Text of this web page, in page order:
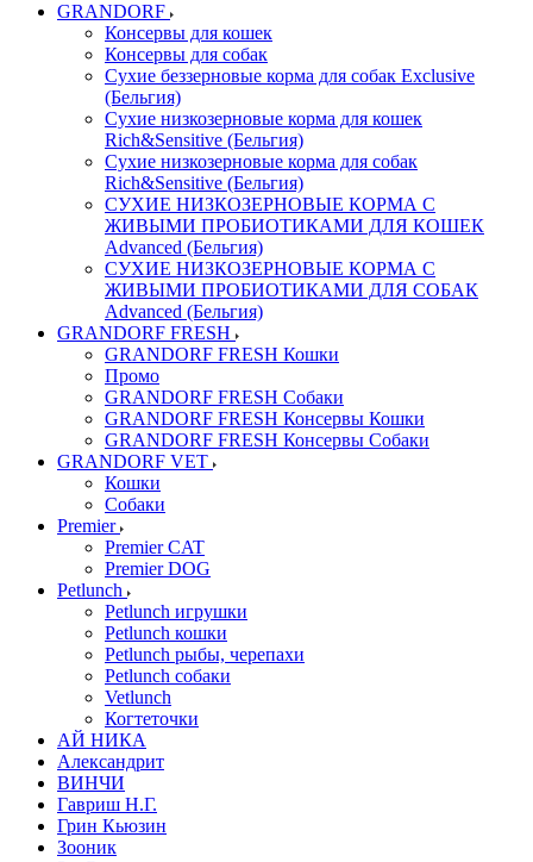
GRANDORF
Консервы для кошек
Консервы для собак
Сухие беззерновые корма для собак Exclusive
(Бельгия)
Сухие низкозерновые корма для кошек
Rich&Sensitive (Бельгия)
Сухие низкозерновые корма для собак
Rich&Sensitive (Бельгия)
СУХИЕ НИЗКОЗЕРНОВЫЕ КОРМА С
ЖИВЫМИ ПРОБИОТИКАМИ ДЛЯ КОШЕК
Advanced (Бельгия)
СУХИЕ НИЗКОЗЕРНОВЫЕ КОРМА С
ЖИВЫМИ ПРОБИОТИКАМИ ДЛЯ СОБАК
Advanced (Бельгия)
GRANDORF FRESH
GRANDORF FRESH Кошки
Промо
GRANDORF FRESH Собаки
GRANDORF FRESH Консервы Кошки
GRANDORF FRESH Консервы Собаки
GRANDORF VET
Кошки
Собаки
Premier
Premier CAT
Premier DOG
Petlunch
Petlunch игрушки
Petlunch кошки
Petlunch рыбы, черепахи
Petlunch собаки
Vetlunch
Когтеточки
АЙ НИКА
Александрит
ВИНЧИ
Гавриш Н.Г.
Грин Кьюзин
Зооник